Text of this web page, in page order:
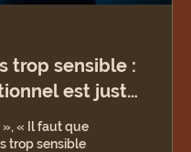
trop sensible :
est juste
« Il faut que
trop sensible